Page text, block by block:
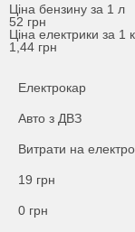
Ціна бензину за 1 л
52 грн
Ціна електрики за 1
1,44 грн
Електрокар
Авто з ДВЗ
Витрати на
19 грн
0 грн